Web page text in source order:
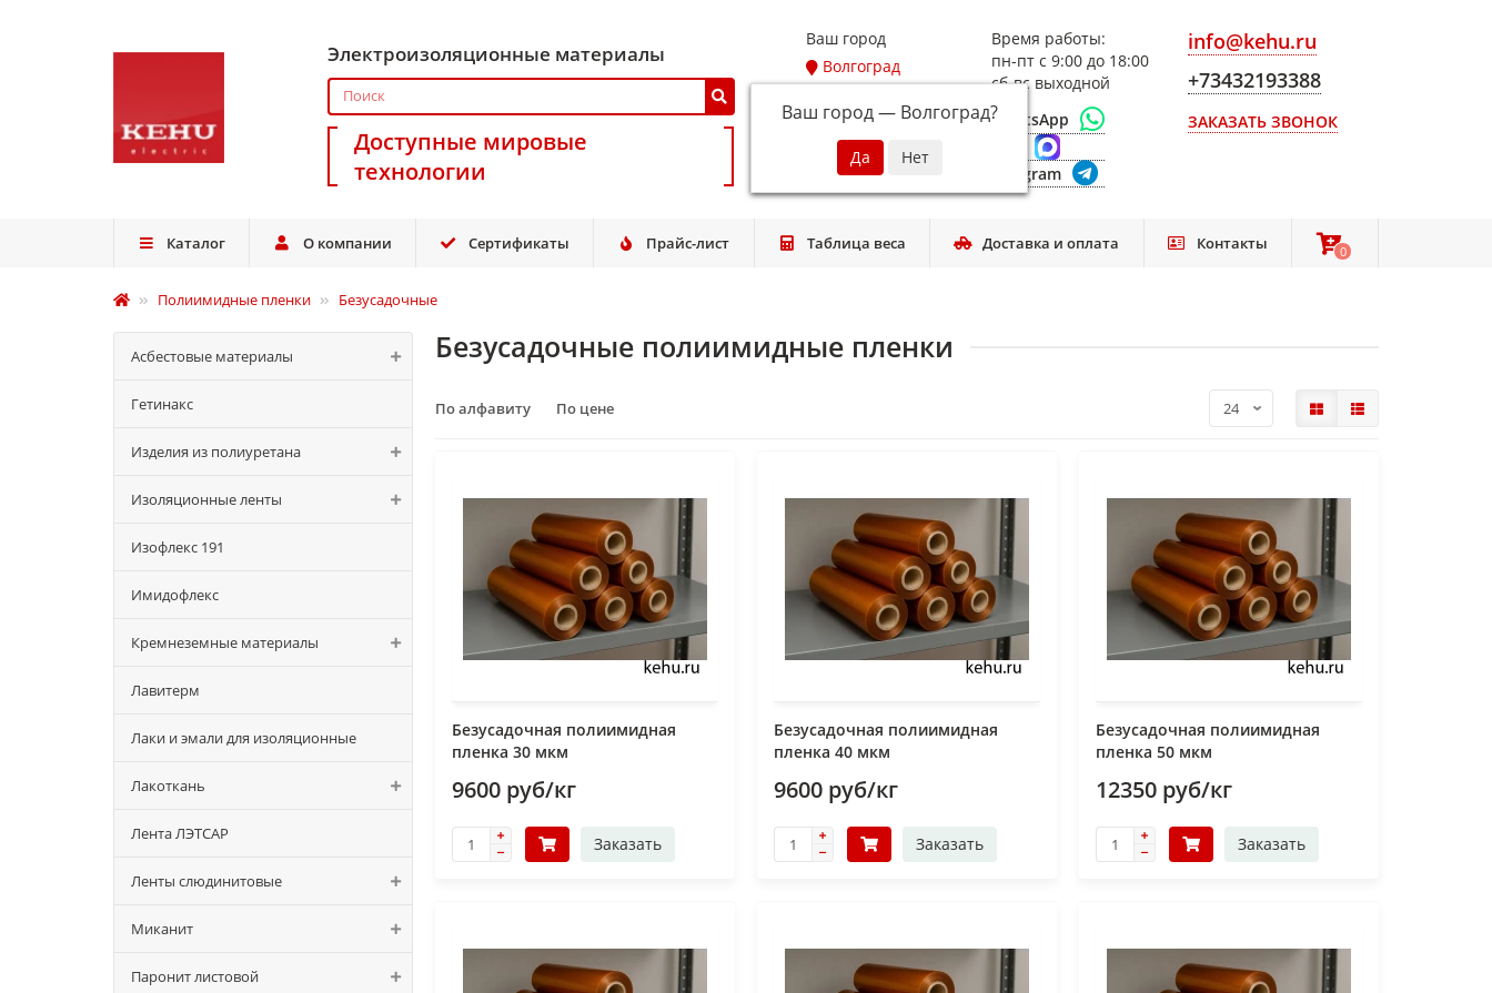
Электроизоляционные материалы
Доступные мировые
технологии
Ваш город
Волгоград
Ваш город — Волгоград?
Время работы:
пн-пт с 9:00 до 18:00
сб-вс выходной
WhatsApp
Telegram
info@kehu.ru
+73432193388
ЗАКАЗАТЬ ЗВОНОК
Каталог О компании Сертификаты Прайс-лист Таблица веса Доставка и оплата Контакты 0
0
Полиимидные пленки Безусадочные
Асбестовые материалы
Гетинакс
Изделия из полиуретана
Изоляционные ленты
Изофлекс 191
Имидофлекс
Кремнеземные материалы
Лавитерм
Лаки и эмали для изоляционные
Лакоткань
Лента ЛЭТСАР
Ленты слюдинитовые
Миканит
Паронит листовой
Безусадочные полиимидные пленки
По алфавиту По цене
Безусадочная полиимидная
пленка 30 мкм
9600 руб/кг
Заказать
Безусадочная полиимидная
пленка 40 мкм
9600 руб/кг
Заказать
Безусадочная полиимидная
пленка 50 мкм
12350 руб/кг
Заказать